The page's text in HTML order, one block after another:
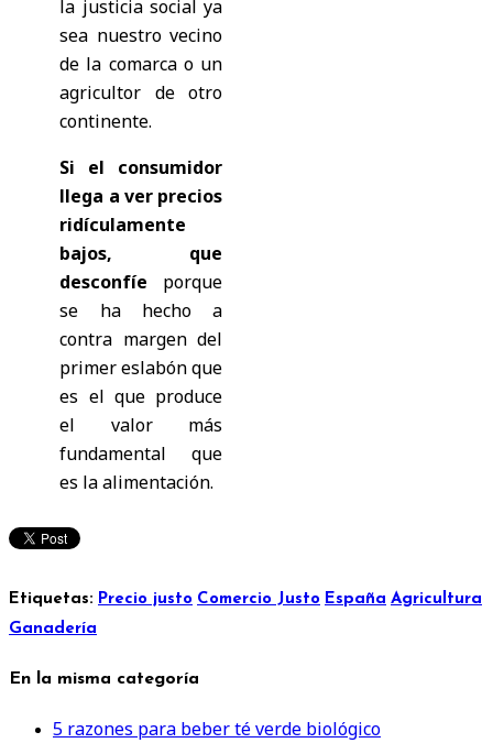
la justicia social ya
sea nuestro vecino
de la comarca o un
agricultor de otro
continente.
Si el consumidor
llega a ver precios
ridículamente
bajos, que
desconfíe porque
se ha hecho a
contra margen del
primer eslabón que
es el que produce
el valor más
fundamental que
es la alimentación.
Etiquetas: Precio justo Comercio Justo España Agricultura
Ganadería
En la misma categoría
5 razones para beber té verde biológico